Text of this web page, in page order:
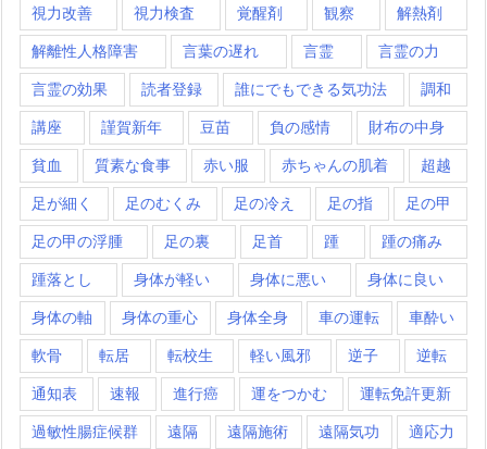
視力改善 視力検査 覚醒剤 観察 解熱剤
解離性人格障害 言葉の遅れ 言霊 言霊の力
言霊の効果 読者登録 誰にでもできる気功法 調和
講座 謹賀新年 豆苗 負の感情 財布の中身
貧血 質素な食事 赤い服 赤ちゃんの肌着 超越
足が細く 足のむくみ 足の冷え 足の指 足の甲
足の甲の浮腫 足の裏 足首 踵 踵の痛み
踵落とし 身体が軽い 身体に悪い 身体に良い
身体の軸 身体の重心 身体全身 車の運転 車酔い
軟骨 転居 転校生 軽い風邪 逆子 逆転
通知表 速報 進行癌 運をつかむ 運転免許更新
過敏性腸症候群 遠隔 遠隔施術 遠隔気功 適応力